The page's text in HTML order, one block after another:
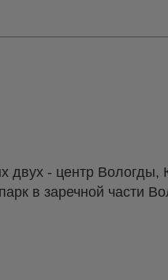
двух - центр
в заречной части